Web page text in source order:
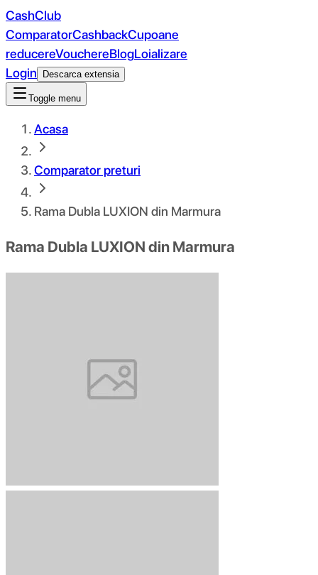
CashClub
ComparatorCashbackCupoane
reducereVouchereBlogLoializare
Login
Descarca extensia
Toggle menu
Acasa
Comparator preturi
Rama Dubla LUXION din Marmura
Rama Dubla LUXION din Marmura